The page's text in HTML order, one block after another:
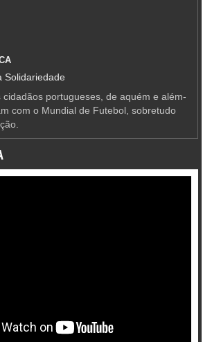
Solidariedade
cidadãos portugueses, de aquém e além-
com o Mundial de Futebol, sobretudo